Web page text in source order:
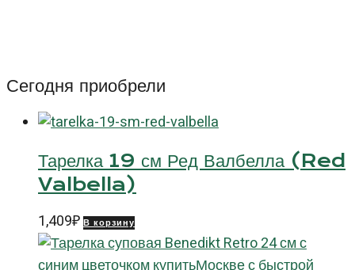
(Benedikt
Retro)
красный
цветок
Сегодня приобрели
Тарелка 19 см Ред Валбелла (Red
Valbella)
1,409₽ В корзину